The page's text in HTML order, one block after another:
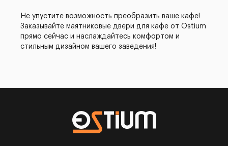
Не упустите возможность преобразить ваше кафе!
Заказывайте маятниковые двери для кафе от Ostium
прямо сейчас и наслаждайтесь комфортом и
стильным дизайном вашего заведения!